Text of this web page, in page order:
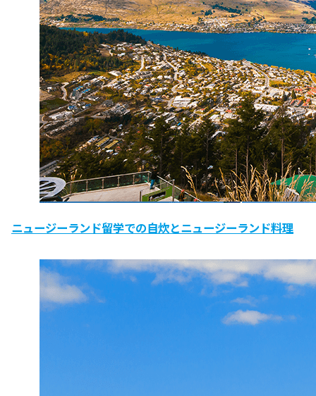
ニュージーランド留学での自炊とニュージーランド料理